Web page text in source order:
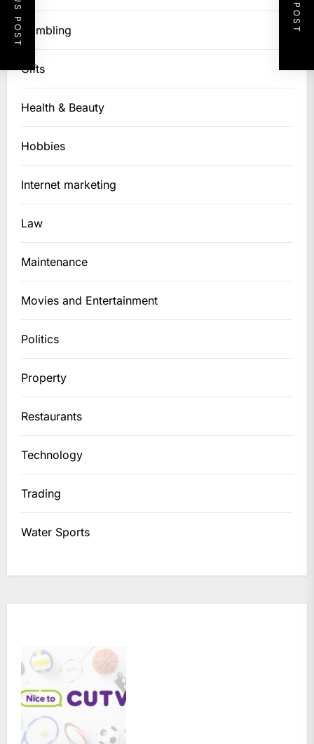
Gambling
Gifts
Health & Beauty
Hobbies
Internet marketing
Law
Maintenance
Movies and Entertainment
Politics
Property
Restaurants
Technology
Trading
Water Sports